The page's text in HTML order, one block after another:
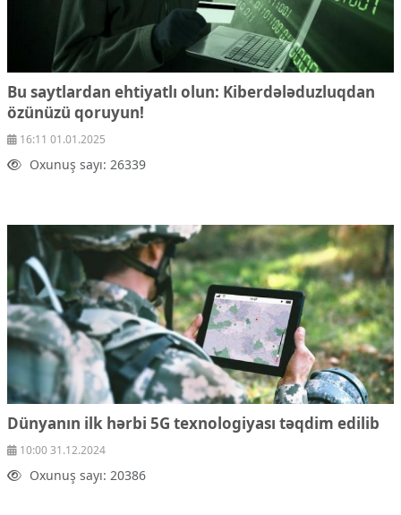
Bu saytlardan ehtiyatlı olun: Kiberdələduzluqdan
özünüzü qoruyun!
16:11 01.01.2025
Oxunuş sayı: 26339
Dünyanın ilk hərbi 5G texnologiyası təqdim edilib
10:00 31.12.2024
Oxunuş sayı: 20386